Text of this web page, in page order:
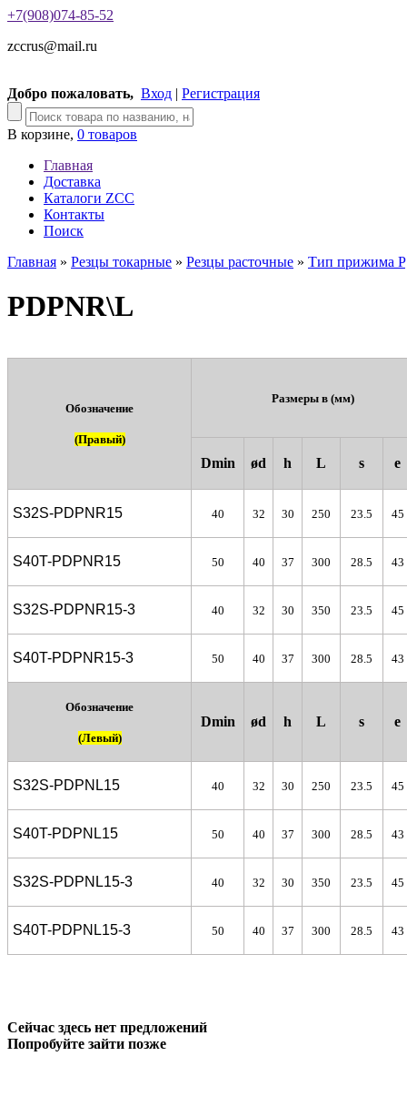
+7(908)074-85-52
zccrus@mail.ru
Добро пожаловать, Вход | Регистрация
В корзине, 0 товаров
Главная
Доставка
Каталоги ZCC
Контакты
Поиск
Главная » Резцы токарные » Резцы расточные » Тип прижима P
PDPNR\L
Обозначение
(Правый)
Размеры в (мм)
Dmin ød h L s e
S32S-PDPNR15 40 32 30 250 23.5 45
S40T-PDPNR15 50 40 37 300 28.5 43
S32S-PDPNR15-3 40 32 30 350 23.5 45
S40T-PDPNR15-3 50 40 37 300 28.5 43
Обозначение
(Левый)
Dmin ød h L s e
S32S-PDPNL15 40 32 30 250 23.5 45
S40T-PDPNL15 50 40 37 300 28.5 43
S32S-PDPNL15-3 40 32 30 350 23.5 45
S40T-PDPNL15-3 50 40 37 300 28.5 43
Сейчас здесь нет предложений
Попробуйте зайти позже